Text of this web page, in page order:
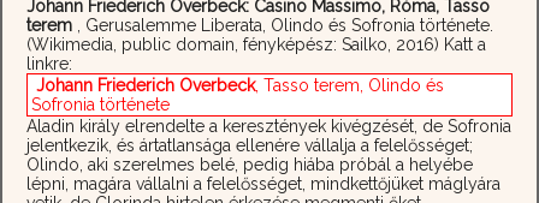
Johann Friederich Overbeck: Casino Massimo, Róma, Tasso
terem , Gerusalemme Liberata, Olindo és Sofronia története.
(Wikimedia, public domain, fényképész: Sailko, 2016) Katt a
linkre:
Johann Friederich Overbeck, Tasso terem, Olindo és
Sofronia története
Aladin király elrendelte a keresztények kivégzését, de Sofronia
jelentkezik, és ártatlansága ellenére vállalja a felelősséget;
Olindo, aki szerelmes belé, pedig hiába próbál a helyébe
lépni, magára vállalni a felelősséget, mindkettőjüket máglyára